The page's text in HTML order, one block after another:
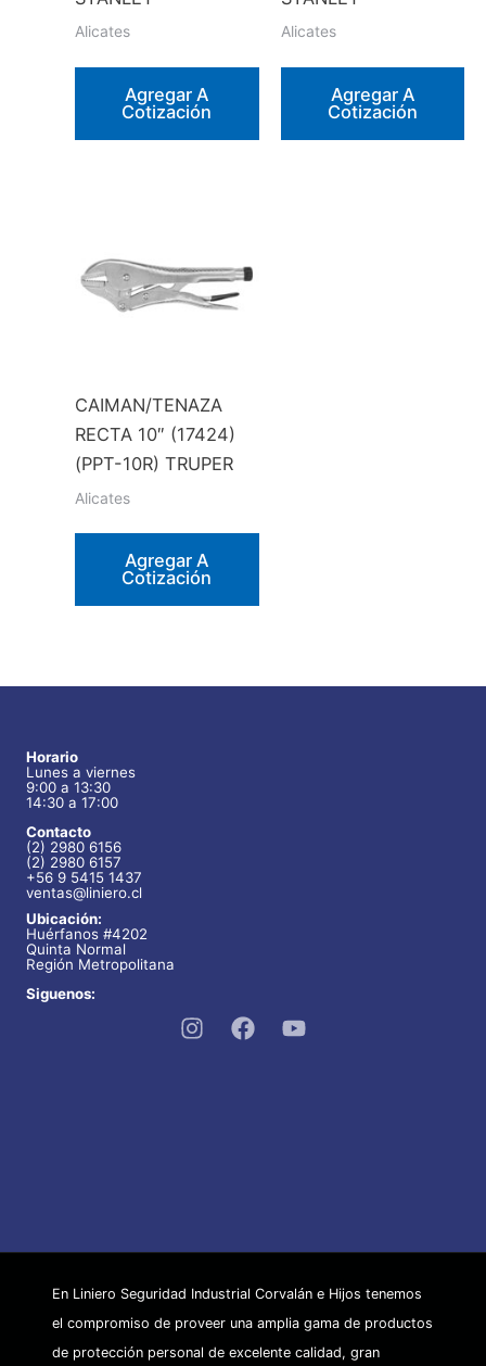
Alicates
Agregar A
Cotización
Alicates
Agregar A
Cotización
CAIMAN/TENAZA
RECTA 10″ (17424)
(PPT-10R) TRUPER
Alicates
Agregar A
Cotización
Horario
Lunes a viernes
9:00 a 13:30
14:30 a 17:00
Contacto
(2) 2980 6156
(2) 2980 6157
+56 9 5415 1437
ventas@liniero.cl
Ubicación:
Huérfanos #4202
Quinta Normal
Región Metropolitana
Siguenos:
En Liniero Seguridad Industrial Corvalán e Hijos tenemos
el compromiso de proveer una amplia gama de productos
de protección personal de excelente calidad, gran